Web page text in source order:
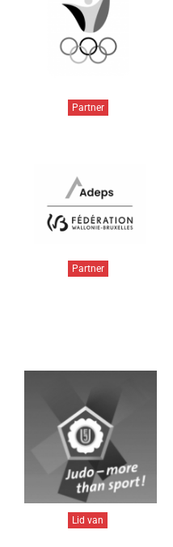
Partner
Partner
Lid van